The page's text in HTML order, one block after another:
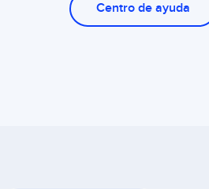
Centro de ayuda